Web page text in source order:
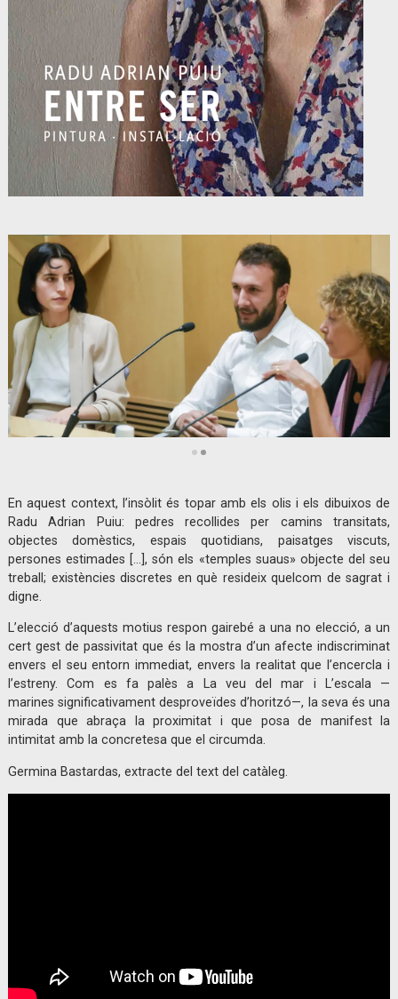
En aquest context, l’insòlit és topar amb els olis i els dibuixos de
Radu Adrian Puiu: pedres recollides per camins transitats,
objectes domèstics, espais quotidians, paisatges viscuts,
persones estimades […], són els «temples suaus» objecte del seu
treball; existències discretes en què resideix quelcom de sagrat i
digne.
L’elecció d’aquests motius respon gairebé a una no elecció, a un
cert gest de passivitat que és la mostra d’un afecte indiscriminat
envers el seu entorn immediat, envers la realitat que l’encercla i
l’estreny. Com es fa palès a La veu del mar i L’escala —
marines significativament desproveïdes d’horitzó—, la seva és una
mirada que abraça la proximitat i que posa de manifest la
intimitat amb la concretesa que el circumda.
Germina Bastardas, extracte del text del catàleg.